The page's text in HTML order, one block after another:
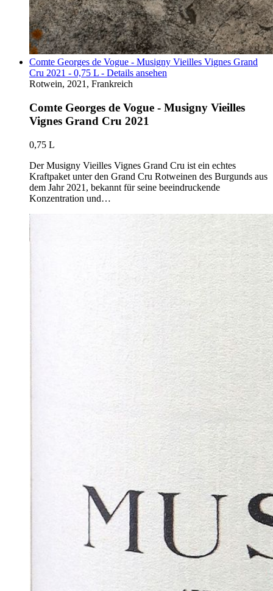
Comte Georges de Vogue - Musigny Vieilles Vignes Grand
Cru 2021 - 0,75 L - Details ansehen
Rotwein, 2021, Frankreich
Comte Georges de Vogue - Musigny Vieilles
Vignes Grand Cru 2021
0,75 L
Der Musigny Vieilles Vignes Grand Cru ist ein echtes
Kraftpaket unter den Grand Cru Rotweinen des Burgunds aus
dem Jahr 2021, bekannt für seine beeindruckende
Konzentration und…